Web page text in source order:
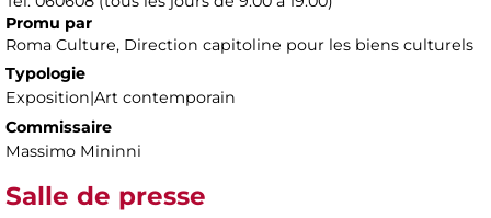
Promu par
Roma Culture, Direction capitoline pour les biens culturels
Typologie
Exposition|Art contemporain
Commissaire
Massimo Mininni
Salle de presse